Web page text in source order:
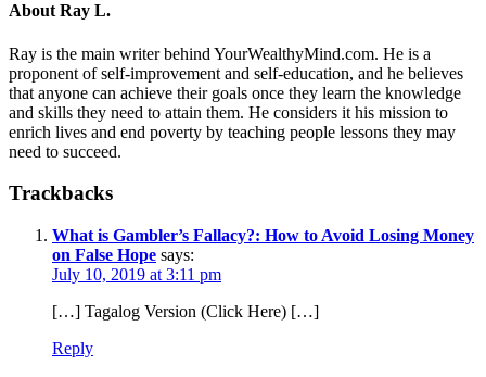
AboutRay L.
Ray is the main writer behind YourWealthyMind.com. He is a
proponent of self-improvement and self-education, and he believes
that anyone can achieve their goals once they learn the knowledge
and skills they need to attain them. He considers it his mission to
enrich lives and end poverty by teaching people lessons they may
need to succeed.
Trackbacks
What is Gambler’s Fallacy?: How to Avoid Losing Money
on False Hope says:
July 10, 2019 at 3:11 pm
[…] Tagalog Version (Click Here) […]
Reply